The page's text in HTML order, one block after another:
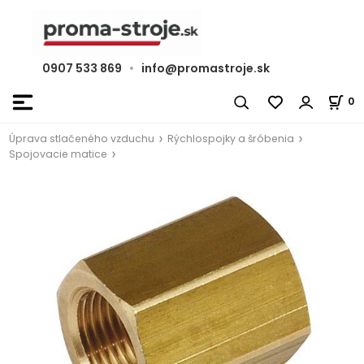
0907 533 869 • info@promastroje.sk
0
Úprava stlačeného vzduchu
Rýchlospojky a šróbenia
Spojovacie matice